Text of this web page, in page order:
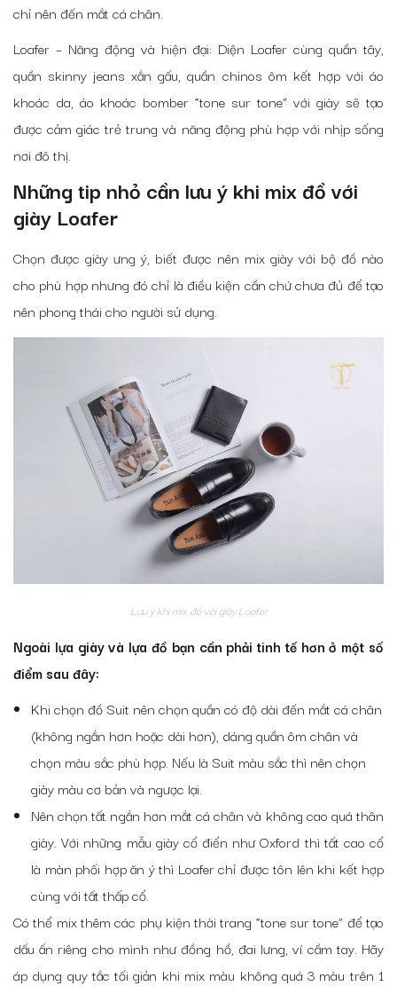
chỉ nên đến mắt cá chân.
Loafer – Năng động và hiện đại: Diện Loafer cùng quần tây,
quần skinny jeans xắn gấu, quần chinos ôm kết hợp với áo
khoác da, áo khoác bomber “tone sur tone” với giày sẽ tạo
được cảm giác trẻ trung và năng động phù hợp với nhịp sống
nơi đô thị.
Những tip nhỏ cần lưu ý khi mix đồ với
giày Loafer
Chọn được giày ưng ý, biết được nên mix giày với bộ đồ nào
cho phù hợp nhưng đó chỉ là điều kiện cần chứ chưa đủ để tạo
nên phong thái cho người sử dụng.
Lưu ý khi mix đồ với giày Loafer
Ngoài lựa giày và lựa đồ bạn cần phải tinh tế hơn ở một số
điểm sau đây:
Khi chọn đồ Suit nên chọn quần có độ dài đến mắt cá chân
(không ngắn hơn hoặc dài hơn), dáng quần ôm chân và
chọn màu sắc phù hợp. Nếu là Suit màu sắc thì nên chọn
giày màu cơ bản và ngược lại.
Nên chọn tất ngắn hơn mắt cá chân và không cao quá thân
giày. Với những mẫu giày cổ điển như Oxford thì tất cao cổ
là màn phối hợp ăn ý thì Loafer chỉ được tôn lên khi kết hợp
cùng với tất thấp cổ.
Có thể mix thêm các phụ kiện thời trang “tone sur tone” để tạo
dấu ấn riêng cho mình như đồng hồ, đai lưng, ví cầm tay. Hãy
áp dụng quy tắc tối giản khi mix màu không quá 3 màu trên 1